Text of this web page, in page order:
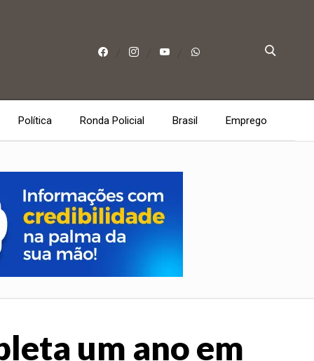
Política Ronda Policial Brasil Emprego
um ano em